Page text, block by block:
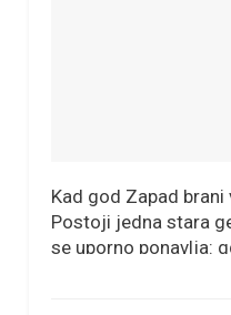
Kad god Zapad
Postoji jedna stara
se uporno ponavlja: